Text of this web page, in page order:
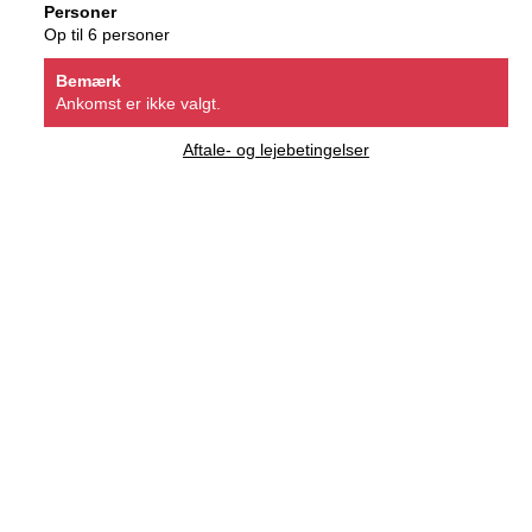
Personer
Op til 6 personer
Bemærk
Ankomst er ikke valgt.
Aftale- og lejebetingelser